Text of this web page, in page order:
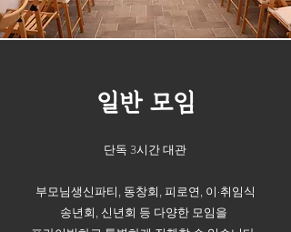
일반 모임
단독 3시간 대관
부모님생신파티, 동창회, 피로연, 이·취임식
송년회, 신년회 등 다양한 모임을